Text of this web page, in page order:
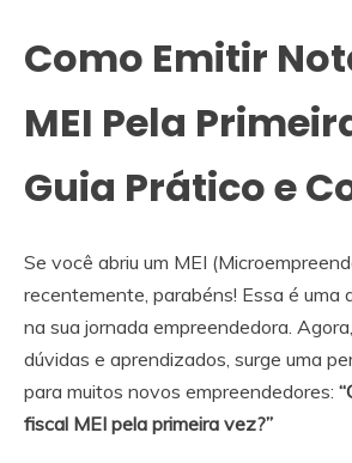
Como Emitir
MEI Pela
Guia Prático e
Se você abriu um MEI
recentemente, parabéns! Essa é uma
na sua jornada empreendedora.
dúvidas e aprendizados, surge uma
para muitos novos empreendedores:
fiscal MEI pela primeira vez?”